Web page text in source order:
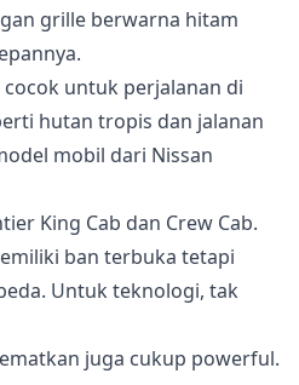
grille berwarna hitam
untuk perjalanan di
hutan tropis dan jalanan
mobil dari Nissan
King Cab dan Crew Cab.
ban terbuka tetapi
Untuk teknologi, tak
juga cukup powerful.